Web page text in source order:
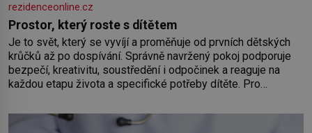
rezidenceonline.cz
Prostor, který roste s dítětem
Je to svět, který se vyvíjí a proměňuje od prvních dětských
krůčků až po dospívání. Správně navržený pokoj podporuje
bezpečí, kreativitu, soustředění i odpočinek a reaguje na
každou etapu života a specifické potřeby dítěte. Pro
by pokoj miminka měl působit především klidně a útulně.
Předškolní věk je